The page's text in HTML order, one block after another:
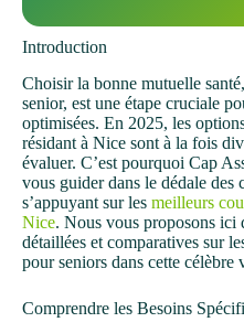
Introduction
Choisir la bonne mutuelle
senior, est une étape cruciale
optimisées. En 2025, les
résidant à Nice sont à la fois
évaluer. C’est pourquoi Cap
vous guider dans le dédale des
s’appuyant sur les meilleurs
Nice. Nous vous proposons ici
détaillées et comparatives sur
pour seniors dans cette célèbre
Comprendre les Besoins